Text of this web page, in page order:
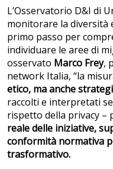
L’Osservatorio D&I di
monitorare la diversità
primo passo per
individuare le aree di
osservato Marco Frey,
network Italia, “la
etico, ma anche
raccolti e interpretati
rispetto della privacy –
reale delle iniziative,
conformità normativa
trasformativo.